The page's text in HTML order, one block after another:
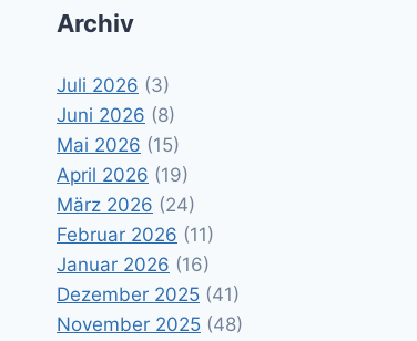
Archiv
Juli 2026 (3)
Juni 2026 (8)
Mai 2026 (15)
April 2026 (19)
März 2026 (24)
Februar 2026 (11)
Januar 2026 (16)
Dezember 2025 (41)
November 2025 (48)